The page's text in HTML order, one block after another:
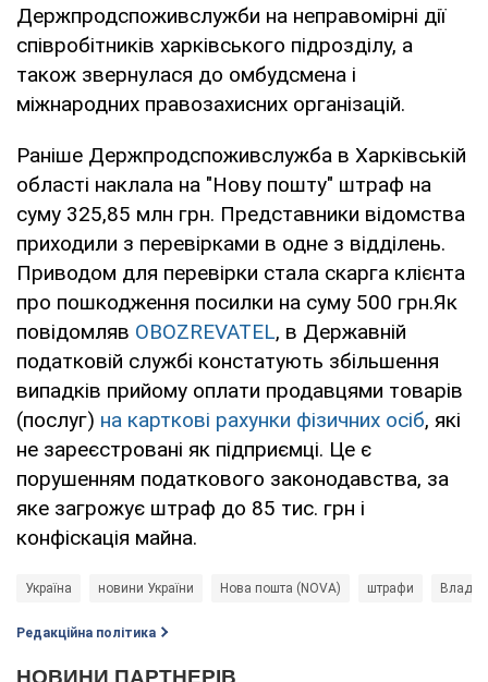
Держпродспоживслужби на неправомірні дії
співробітників харківського підрозділу, а
також звернулася до омбудсмена і
міжнародних правозахисних організацій.
Раніше Держпродспоживслужба в Харківській
області наклала на "Нову пошту" штраф на
суму 325,85 млн грн. Представники відомства
приходили з перевірками в одне з відділень.
Приводом для перевірки стала скарга клієнта
про пошкодження посилки на суму 500 грн.Як
повідомляв OBOZREVATEL, в Державній
податковій службі констатують збільшення
випадків прийому оплати продавцями товарів
(послуг) на карткові рахунки фізичних осіб, які
не зареєстровані як підприємці. Це є
порушенням податкового законодавства, за
яке загрожує штраф до 85 тис. грн і
конфіскація майна.
Україна новини України Нова пошта (NOVA) штрафи
Редакційна політика